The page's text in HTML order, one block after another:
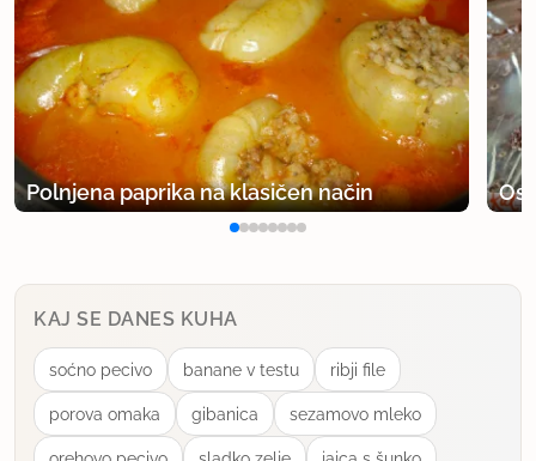
Polnjena paprika na klasičen način
KAJ SE DANES KUHA
soćno pecivo banane v testu ribji file
porova omaka gibanica sezamovo mleko